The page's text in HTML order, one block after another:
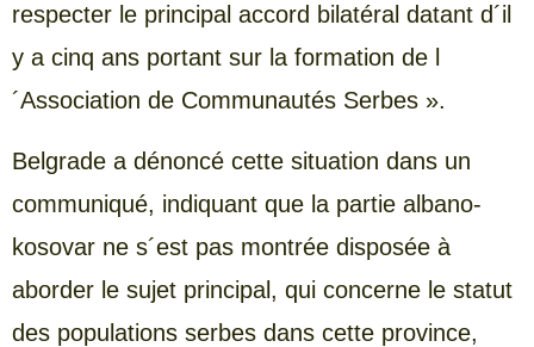
respecter le principal accord bilatéral datant d´il
y a cinq ans portant sur la formation de l
´Association de Communautés Serbes ».
Belgrade a dénoncé cette situation dans un
communiqué, indiquant que la partie albano-
kosovar ne s´est pas montrée disposée à
aborder le sujet principal, qui concerne le statut
des populations serbes dans cette province,